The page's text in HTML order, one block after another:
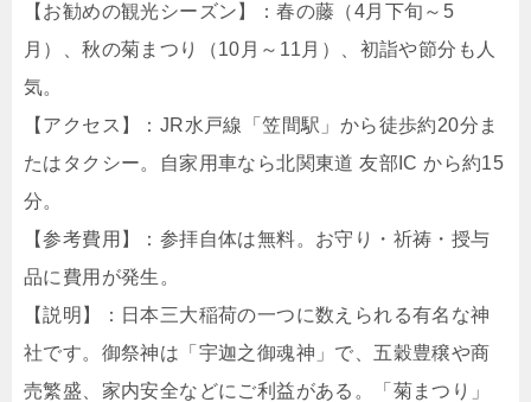
【お勧めの観光シーズン】：春の藤（4月下旬～5
月）、秋の菊まつり（10月～11月）、初詣や節分も人
気。
【アクセス】：JR水戸線「笠間駅」から徒歩約20分ま
たはタクシー。自家用車なら北関東道 友部IC から約15
分。
【参考費用】：参拝自体は無料。お守り・祈祷・授与
品に費用が発生。
【説明】：日本三大稲荷の一つに数えられる有名な神
社です。御祭神は「宇迦之御魂神」で、五穀豊穣や商
売繁盛、家内安全などにご利益がある。「菊まつり」